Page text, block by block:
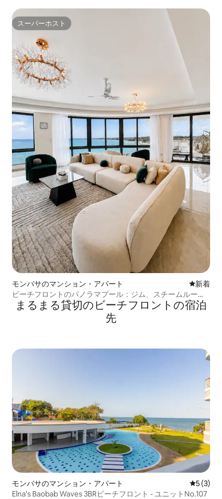
スーパーホスト
スーパーホスト
モンバサのマンション・アパート 新しい宿
新着
ビーチフロントのパノラマプール：ジム、スチームルー
ム、バスタブ、エアコン
まるまる貸切のビーチフロントの宿泊
先
モンバサのマンション・アパート レビュー
5 (3)
Elna's Baobab Waves 3BRビーチフロント - ユニットNo.107